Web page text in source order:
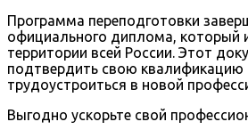
Программа переподготовки
официального диплома, который
территории всей России. Этот
подтвердить свою квалификацию
трудоустроиться в новой
Выгодно ускорьте свой